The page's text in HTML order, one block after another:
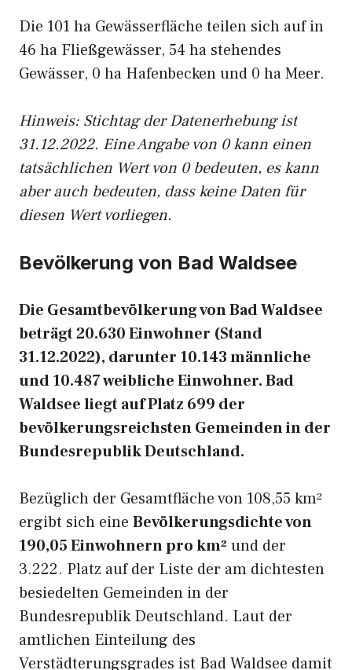
Die 101 ha Gewässerfläche teilen sich auf in
46 ha Fließgewässer, 54 ha stehendes
Gewässer, 0 ha Hafenbecken und 0 ha Meer.
Hinweis: Stichtag der Datenerhebung ist
31.12.2022. Eine Angabe von 0 kann einen
tatsächlichen Wert von 0 bedeuten, es kann
aber auch bedeuten, dass keine Daten für
diesen Wert vorliegen.
Bevölkerung von Bad Waldsee
Die Gesamtbevölkerung von Bad Waldsee
beträgt 20.630 Einwohner (Stand
31.12.2022), darunter 10.143 männliche
und 10.487 weibliche Einwohner. Bad
Waldsee liegt auf Platz 699 der
bevölkerungsreichsten Gemeinden in der
Bundesrepublik Deutschland.
Bezüglich der Gesamtfläche von 108,55 km²
ergibt sich eine Bevölkerungsdichte von
190,05 Einwohnern pro km² und der
3.222. Platz auf der Liste der am dichtesten
besiedelten Gemeinden in der
Bundesrepublik Deutschland. Laut der
amtlichen Einteilung des
Verstädterungsgrades ist Bad Waldsee damit